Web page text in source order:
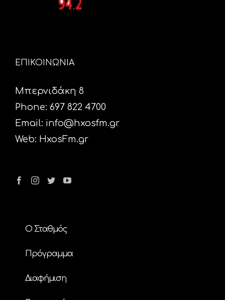
ΕΠΙΚΟΙΝΩΝΙΑ
Μπερνιδάκη 8
Phone: 697 822 4700
Email: info@hxosfm.gr
Web: HxosFm.gr
Ο Σταθμός
Πρόγραμμα
Διαφήμιση